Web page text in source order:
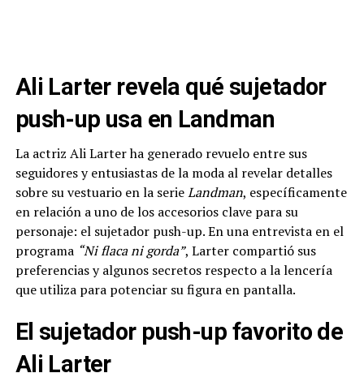
Ali Larter revela qué sujetador
push-up usa en Landman
La actriz Ali Larter ha generado revuelo entre sus
seguidores y entusiastas de la moda al revelar detalles
sobre su vestuario en la serieLandman, específicamente
en relación a uno de los accesorios clave para su
personaje: el sujetador push-up. En una entrevista en el
programa “Ni flaca ni gorda”, Larter compartió sus
preferencias y algunos secretos respecto a la lencería
que utiliza para potenciar su figura en pantalla.
El sujetador push-up favorito de
Ali Larter